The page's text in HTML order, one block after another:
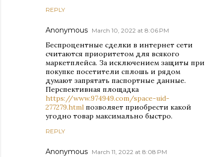
REPLY
Anonymous March 10, 2022 at 8:06 PM
Беспроцентные сделки в интернет сети
считаются приоритетом для всякого
маркетплейса. За исключением защиты при
покупке посетители сплошь и рядом
думают запрятать паспортные данные.
Перспективная площадка
https://www.974949.com/space-uid-
277279.html позволяет приобрести какой
угодно товар максимально быстро.
REPLY
Anonymous March 11, 2022 at 8:08 PM